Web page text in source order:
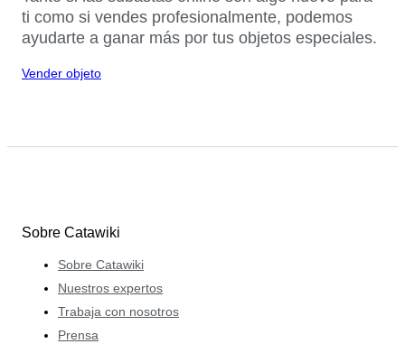
ti como si vendes profesionalmente, podemos
ayudarte a ganar más por tus objetos especiales.
Vender objeto
Sobre Catawiki
Sobre Catawiki
Nuestros expertos
Trabaja con nosotros
Prensa